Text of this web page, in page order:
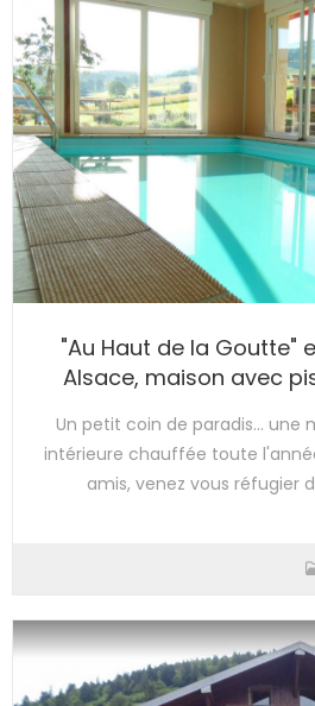
"Au Haut de la Goutte"
Alsace, maison avec
Un petit coin de paradis... une
intérieure chauffée toute
amis, venez vous réfugier